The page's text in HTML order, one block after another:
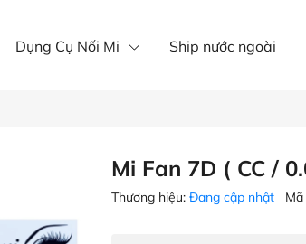
Dụng Cụ Nối Mi Ship nước ngoài
Mi Fan 7D ( CC /
Thương hiệu: Đang cập nhật